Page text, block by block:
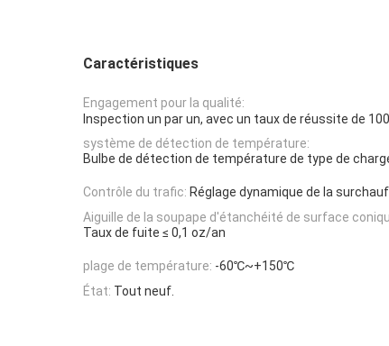
Caractéristiques
Engagement pour la qualité:
Inspection un par un, avec un taux de réussite de
système de détection de température:
Bulbe de détection de température de type de
Contrôle du trafic: Réglage dynamique de la
Aiguille de la soupape d'étanchéité de surface
Taux de fuite ≤ 0,1 oz/an
plage de température: -60℃~+150℃
État: Tout neuf.